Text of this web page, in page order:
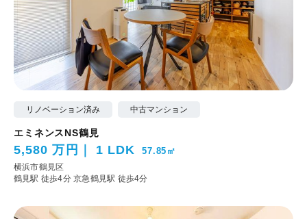
リノベーション済み 中古マンション
エミネンスNS鶴見
5,580 万円 1 LDK 57.85㎡
横浜市鶴見区
鶴見駅 徒歩4分京急鶴見駅 徒歩4分